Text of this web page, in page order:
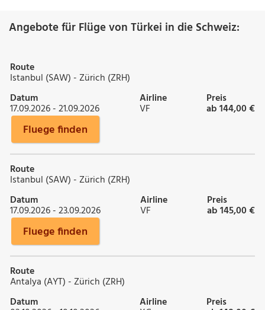
Angebote für Flüge von Türkei in die Schweiz:
Route
Istanbul (SAW) - Zürich (ZRH)
Datum
17.09.2026 - 21.09.2026
Airline
VF
Preis
ab 144,00 €
Fluege finden
Route
Istanbul (SAW) - Zürich (ZRH)
Datum
17.09.2026 - 23.09.2026
Airline
VF
Preis
ab 145,00 €
Fluege finden
Route
Antalya (AYT) - Zürich (ZRH)
Datum
Airline Preis